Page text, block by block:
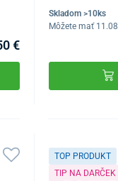
€
Skladom >10ks
Môžete mať 11.08
TOP PRODUKT
TIP NA DARČEK